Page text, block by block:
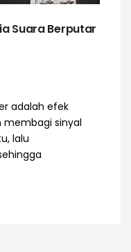
Suara Berputar
adalah efek
membagi sinyal
lalu